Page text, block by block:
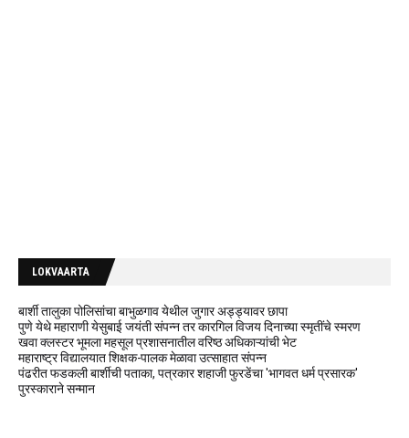
LOKVAARTA
बार्शी तालुका पोलिसांचा बाभुळगाव येथील जुगार अड्ड्यावर छापा
पुणे येथे महाराणी येसुबाई जयंती संपन्न तर कारगिल विजय दिनाच्या स्मृतींचे स्मरण
खवा क्लस्टर भूमला महसूल प्रशासनातील वरिष्ठ अधिकाऱ्यांची भेट
महाराष्ट्र विद्यालयात शिक्षक-पालक मेळावा उत्साहात संपन्न
पंढरीत फडकली बार्शीची पताका, पत्रकार शहाजी फुरडेंचा 'भागवत धर्म प्रसारक'
पुरस्काराने सन्मान